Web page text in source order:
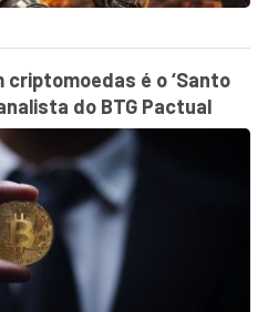
é o ‘Santo
do BTG Pactual